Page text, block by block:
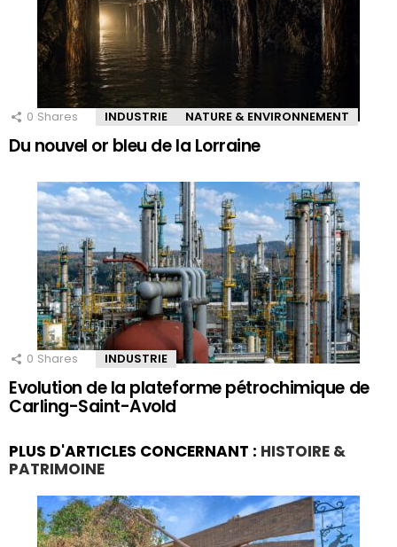
0 Shares INDUSTRIE NATURE & ENVIRONNEMENT
Du nouvel or bleu de la Lorraine
0 Shares INDUSTRIE
Evolution de la plateforme pétrochimique de
Carling-Saint-Avold
PLUS D'ARTICLES CONCERNANT : HISTOIRE &
PATRIMOINE